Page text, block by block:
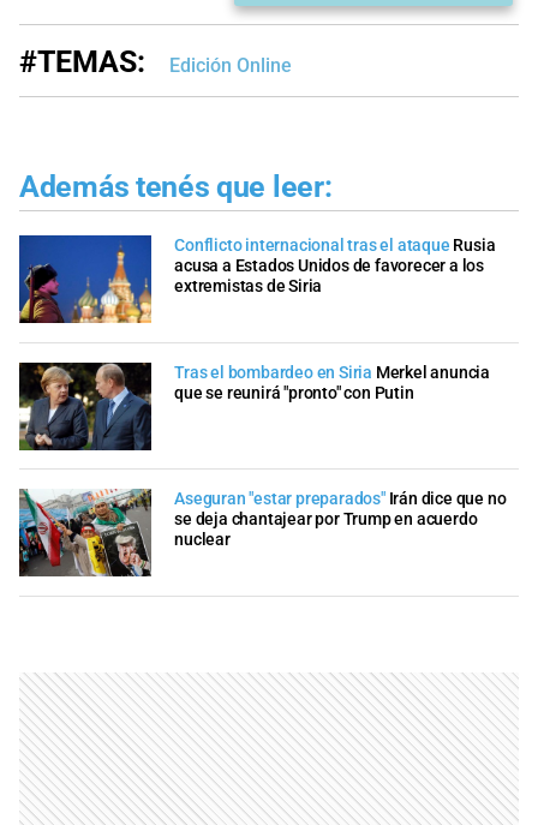
#TEMAS: Edición Online
Además tenés que leer:
Conflicto internacional tras el ataque Rusia
acusa a Estados Unidos de favorecer a los
extremistas de Siria
Tras el bombardeo en Siria Merkel anuncia
que se reunirá "pronto" con Putin
Aseguran "estar preparados" Irán dice que no
se deja chantajear por Trump en acuerdo
nuclear